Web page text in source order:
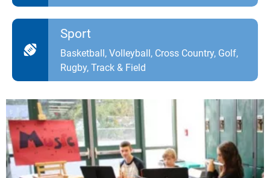
Sport
Basketball, Volleyball, Cross Country, Golf,
Rugby, Track & Field